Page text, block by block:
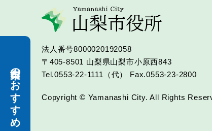
山梨市のおすすめ
法人番号8000020192058
〒405-8501 山梨県山梨市小原西843
Tel.0553-22-1111（代）
Fax.0553-23-2800
Copyright © Yamanashi City. All Rights